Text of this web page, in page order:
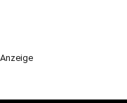
Anzeige